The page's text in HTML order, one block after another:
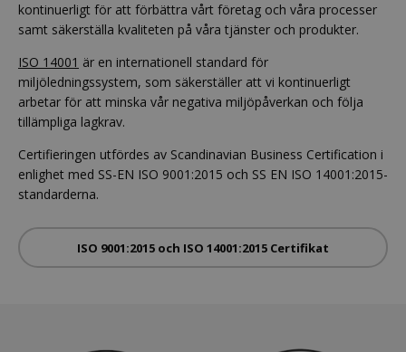
kontinuerligt för att förbättra vårt företag och våra processer
samt säkerställa kvaliteten på våra tjänster och produkter.
ISO 14001 är en internationell standard för
miljöledningssystem, som säkerställer att vi kontinuerligt
arbetar för att minska vår negativa miljöpåverkan och följa
tillämpliga lagkrav.
Certifieringen utfördes av Scandinavian Business Certification i
enlighet med SS-EN ISO 9001:2015 och SS EN ISO 14001:2015-
standarderna.
ISO 9001:2015 och ISO 14001:2015 Certifikat